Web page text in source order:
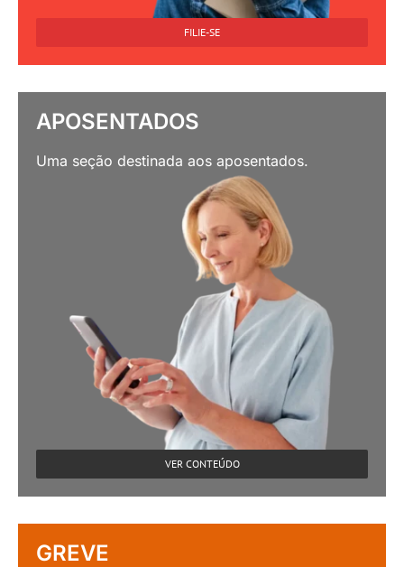
FILIE-SE
APOSENTADOS
Uma seção destinada aos aposentados.
VER CONTEÚDO
GREVE